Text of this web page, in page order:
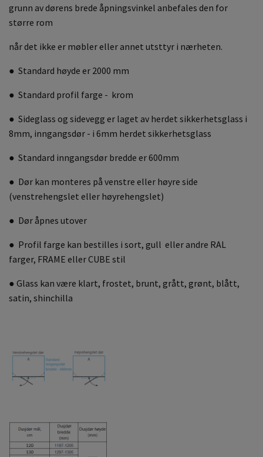
grunn av dørens brede åpningsvinkel anbefales den for
større rom
når det ikke er møbler eller annet utsttyr i nærheten.
● Standard høyde er 2000 mm
● Standard profil farge - krom
● Sideglass og sidevegg er laget av herdet sikkerhetsglass i
8mm, inngangsdør - i 6mm herdet sikkerhetsglass
● Standard inngangsdør bredde er 600mm
● Dør kan monteres på venstre eller høyre side
(venstrehengslet eller høyrehengslet)
● Dør åpnes utover
● Profil farge kan bestilles i sort, gull eller andre RAL
farger, FRAME eller CUBE stil
● Glass kan være klart, frostet, brunt, grått, grønt, blått,
satin, shinchilla